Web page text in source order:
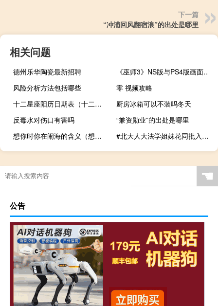
下一篇
“冲浦回风翻宿浪”的出处是哪里
相关问题
德州乐华陶瓷最新招聘
《巫师3》NS版与PS4版画面对比：帧数稳定画质略差
风险分析方法包括哪些
零 视频攻略
十二星座阳历日期表（十二星座日期表）
厨房冰箱可以不装吗冬天
反毒水对伤口有害吗
“兼资勋业”的出处是哪里
想你时你在闹海的含义（想你时你在闹海）
#北大人大法学姐妹花同批入伍# 到底什么情况嘞
☚
公告